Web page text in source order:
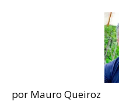
por Mauro Queiroz